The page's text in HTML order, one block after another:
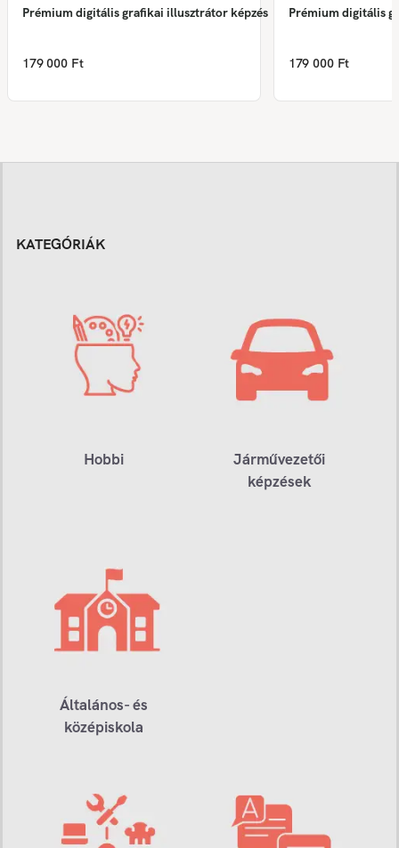
Prémium digitális grafikai illusztrátor képzés
179 000 Ft
Prémium digitális
179 000 Ft
KATEGÓRIÁK
Hobbi
Járművezetői
képzések
Általános- és
középiskola